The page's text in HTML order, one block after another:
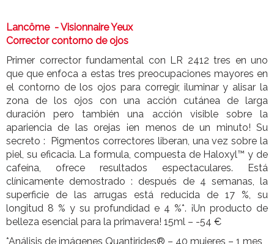
Lancôme - Visionnaire Yeux
Corrector contorno de ojos
Primer corrector fundamental con LR 2412 tres en uno
que que enfoca a estas tres preocupaciones mayores en
el contorno de los ojos para corregir, iluminar y alisar la
zona de los ojos con una acción cutánea de larga
duración pero también una acción visible sobre la
apariencia de las orejas ¡en menos de un minuto! Su
secreto : Pigmentos correctores liberan, una vez sobre la
piel, su eficacia. La formula, compuesta de Haloxyl™ y de
cafeína, ofrece resultados espectaculares. Está
clínicamente demostrado : después de 4 semanas, la
superficie de las arrugas está reducida de 17 %, su
longitud 8 % y su profundidad e 4 %*. ¡Un producto de
belleza esencial para la primavera! 15ml – -54 €
*Análisis de imágenes Quantirides® – 40 mujeres – 1 mes